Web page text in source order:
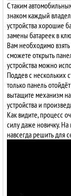
С таким
знаком каждый
устройства хорошие
замены батареек в
Вам необходимо
сможете открыть
устройства можно
Поддев с нескольких
только панель
вытащите механизм
устройства и
Как видите, процесс
силу даже новичку. На
навсегда решить для